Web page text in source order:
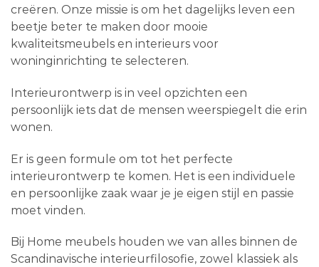
creëren. Onze missie is om het dagelijks leven een
beetje beter te maken door mooie
kwaliteitsmeubels en interieurs voor
woninginrichting te selecteren.
Interieurontwerp is in veel opzichten een
persoonlijk iets dat de mensen weerspiegelt die erin
wonen.
Er is geen formule om tot het perfecte
interieurontwerp te komen. Het is een individuele
en persoonlijke zaak waar je je eigen stijl en passie
moet vinden.
Bij Home meubels houden we van alles binnen de
Scandinavische interieurfilosofie, zowel klassiek als